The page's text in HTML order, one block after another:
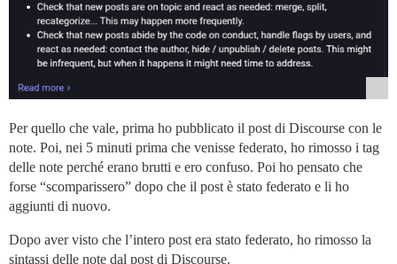
Per quello che vale, prima ho pubblicato il post di Discourse con le
note. Poi, nei 5 minuti prima che venisse federato, ho rimosso i tag
delle note perché erano brutti e ero confuso. Poi ho pensato che
forse “scomparissero” dopo che il post è stato federato e li ho
aggiunti di nuovo.
Dopo aver visto che l’intero post era stato federato, ho rimosso la
sintassi delle note dal post di Discourse.